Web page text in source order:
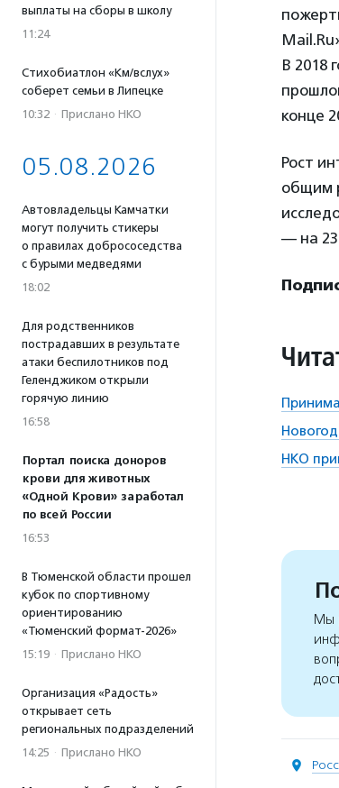
выплаты на сборы в школу
11:24
Стихобиатлон «Км/вслух»
соберет семьи в Липецке
10:32 · Прислано НКО
05.08.2026
Автовладельцы Камчатки
могут получить стикеры
о правилах добрососедства
с бурыми медведями
18:02
Для родственников
пострадавших в результате
атаки беспилотников под
Геленджиком открыли
горячую линию
16:58
Портал поиска доноров
крови для животных
«Одной Крови» заработал
по всей России
16:53
В Тюменской области прошел
кубок по спортивному
ориентированию
«Тюменский формат-2026»
15:19 · Прислано НКО
Организация «Радость»
открывает сеть
региональных подразделений
14:25 · Прислано НКО
В 2018
конце
Рост
общим
— на
НКО
Мы